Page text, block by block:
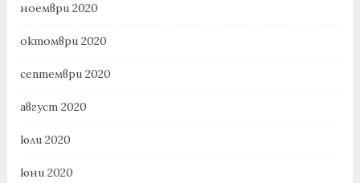
ноември 2020
октомври 2020
септември 2020
август 2020
юли 2020
юни 2020